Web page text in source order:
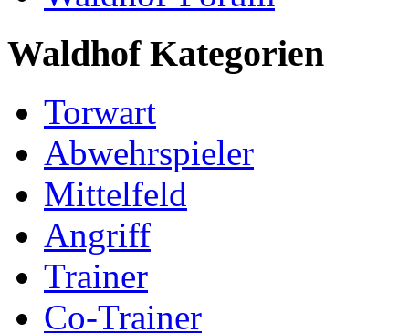
Waldhof Kategorien
Torwart
Abwehrspieler
Mittelfeld
Angriff
Trainer
Co-Trainer